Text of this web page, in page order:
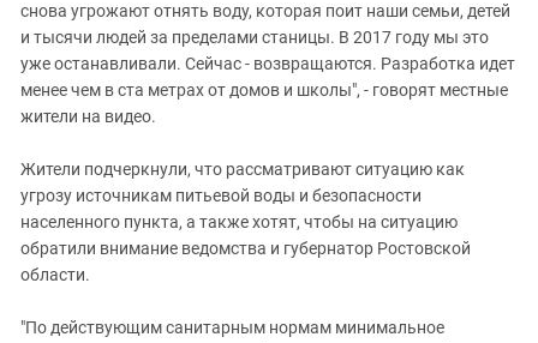
снова угрожают отнять воду, которая поит наши семьи, детей
и тысячи людей за пределами станицы. В 2017 году мы это
уже останавливали. Сейчас - возвращаются. Разработка идет
менее чем в ста метрах от домов и школы", - говорят местные
жители на видео.
Жители подчеркнули, что рассматривают ситуацию как
угрозу источникам питьевой воды и безопасности
населенного пункта, а также хотят, чтобы на ситуацию
обратили внимание ведомства и губернатор Ростовской
области.
"По действующим санитарным нормам минимальное